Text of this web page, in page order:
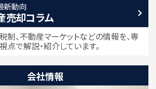
新動向
売却コラム
制、不動産マーケットなどの情報を、専
点で解説・紹介しています。
会社情報